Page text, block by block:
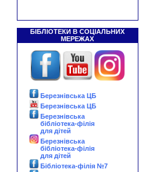
БІБЛІОТЕКИ В СОЦІАЛЬНИХ
МЕРЕЖАХ
Березнівська ЦБ
Березнівська ЦБ
Березнівська
бібліотека-філія
для дітей
Березнівська
бібліотека-філія
для дітей
Бібліотека-філія №7